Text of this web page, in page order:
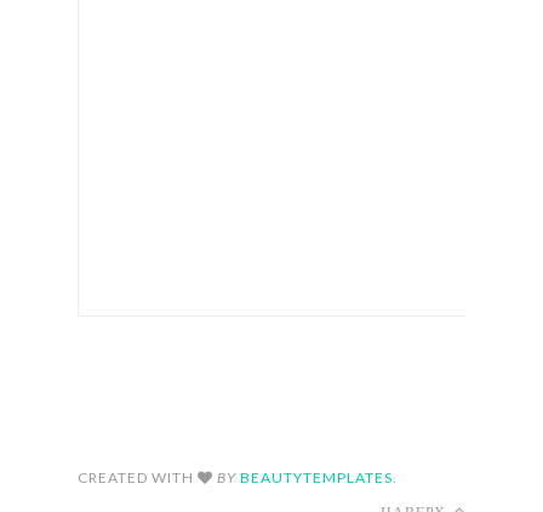
CREATED WITH BY BEAUTYTEMPLATES